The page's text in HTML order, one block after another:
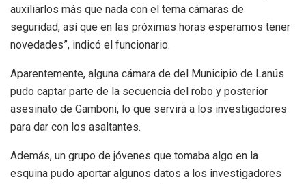
auxiliarlos más que nada con el tema cámaras de
seguridad, así que en las próximas horas esperamos tener
novedades”, indicó el funcionario.
Aparentemente, alguna cámara de del Municipio de Lanús
pudo captar parte de la secuencia del robo y posterior
asesinato de Gamboni, lo que servirá a los investigadores
para dar con los asaltantes.
Además, un grupo de jóvenes que tomaba algo en la
esquina pudo aportar algunos datos a los investigadores